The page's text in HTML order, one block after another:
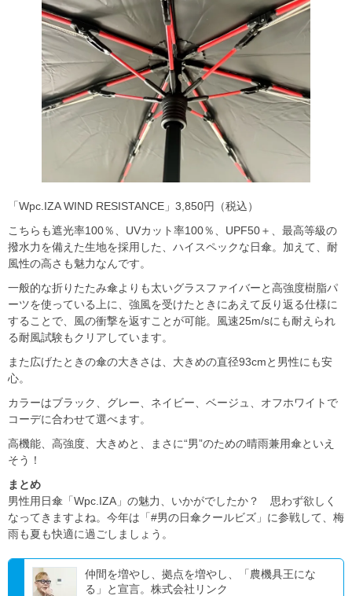
「Wpc.IZA WIND RESISTANCE」3,850円（税込）
こちらも遮光率100％、UVカット率100％、UPF50＋、最高等級の
撥水力を備えた生地を採用した、ハイスペックな日傘。加えて、耐
風性の高さも魅力なんです。
一般的な折りたたみ傘よりも太いグラスファイバーと高強度樹脂パ
ーツを使っている上に、強風を受けたときにあえて反り返る仕様に
することで、風の衝撃を返すことが可能。風速25m/sにも耐えられ
る耐風試験もクリアしています。
また広げたときの傘の大きさは、大きめの直径93cmと男性にも安
心。
カラーはブラック、グレー、ネイビー、ベージュ、オフホワイトで
コーデに合わせて選べます。
高機能、高強度、大きめと、まさに“男”のための晴雨兼用傘といえ
そう！
まとめ
男性用日傘「Wpc.IZA」の魅力、いかがでしたか？ 思わず欲しく
なってきますよね。今年は「#男の日傘クールビズ」に参戦して、梅
雨も夏も快適に過ごしましょう。
仲間を増やし、拠点を増やし、「農機具王にな
る」と宣言。株式会社リンク